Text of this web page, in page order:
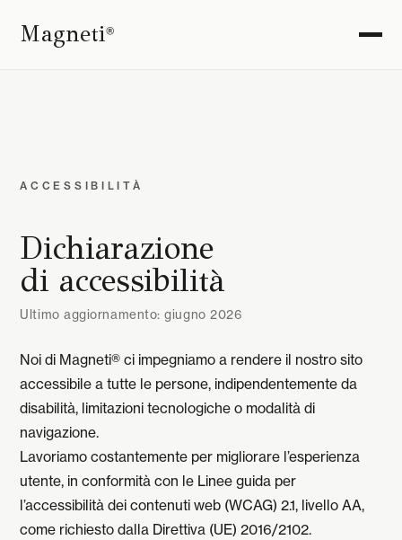
Magneti®
ACCESSIBILITÀ
Dichiarazione
di accessibilità
Ultimo aggiornamento: giugno 2026
Noi di Magneti® ci impegniamo a rendere il nostro sito
accessibile a tutte le persone, indipendentemente da
disabilità, limitazioni tecnologiche o modalità di
navigazione.
Lavoriamo costantemente per migliorare l’esperienza
utente, in conformità con le Linee guida per
l’accessibilità dei contenuti web (WCAG) 2.1, livello AA,
come richiesto dalla Direttiva (UE) 2016/2102.